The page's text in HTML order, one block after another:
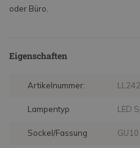
oder Büro.
Eigenschaften
Artikelnummer:
Lampentyp LED
Sockel/Fassung GU10